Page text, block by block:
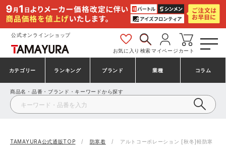
公式オンラインショップ
お気に入り 検索マイページ カート
カテゴリー
安全靴・作業靴
ランキング
安全靴ランキング
安全靴スニーカーランキング
ブランド
アシックス
プーマ コンバース（CONVERSE）
業種
建設・建築作業服
製造・工場作業服
コラム
商品名・品番・ブランド・キーワードから探す
TAMAYURA公式通販TOP 防寒着 アルトコーポレーション [秋冬]軽防寒